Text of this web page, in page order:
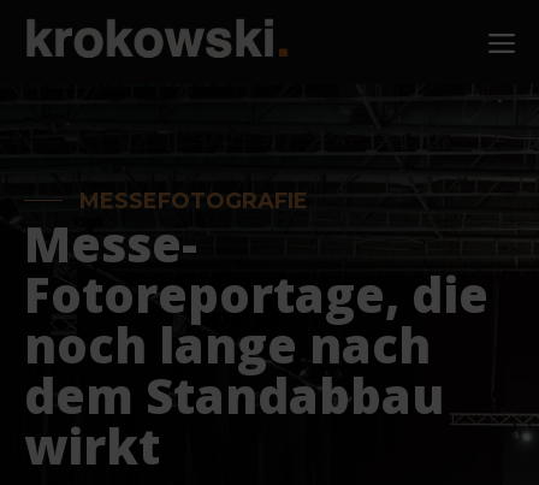
Zum
Inhalt
MESSEFOTOGRAFIE
Messe-
Fotoreportage, die
noch lange nach
dem Standabbau
wirkt